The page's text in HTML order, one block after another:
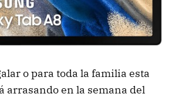
o para toda la familia esta
arrasando en la semana del